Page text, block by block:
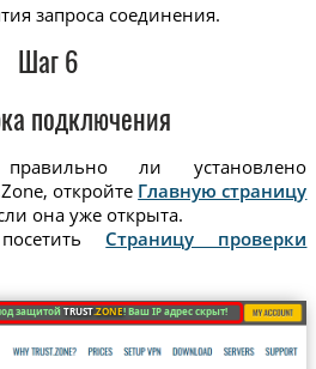
запроса соединения.
Шаг 6
подключения
ли установлено
откройте Главную страницу
она уже открыта.
Страницу проверки
защитойTRUST.ZONE! Ваш IP адрес скрыт!